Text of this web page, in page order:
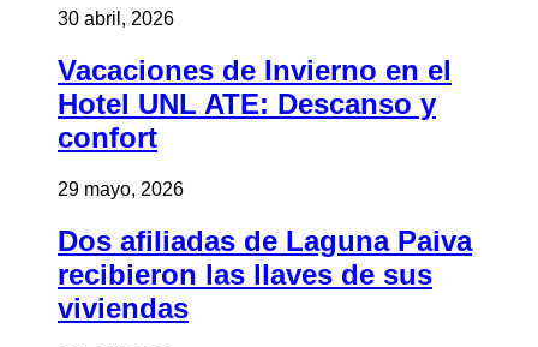
30 abril, 2026
Vacaciones de Invierno en el
Hotel UNL ATE: Descanso y
confort
29 mayo, 2026
Dos afiliadas de Laguna Paiva
recibieron las llaves de sus
viviendas